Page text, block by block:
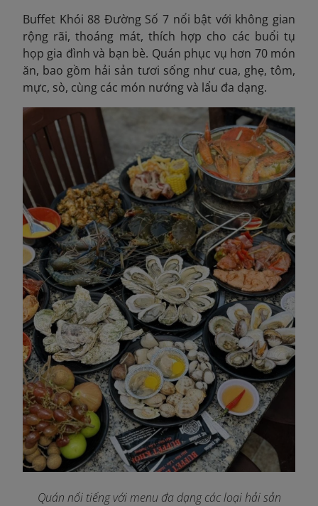
Buffet Khói 88 Đường Số 7 nổi bật với không gian
rộng rãi, thoáng mát, thích hợp cho các buổi tụ
họp gia đình và bạn bè. Quán phục vụ hơn 70 món
ăn, bao gồm hải sản tươi sống như cua, ghẹ, tôm,
mực, sò, cùng các món nướng và lẩu đa dạng.
Quán nổi tiếng với menu đa dạng các loại hải sản